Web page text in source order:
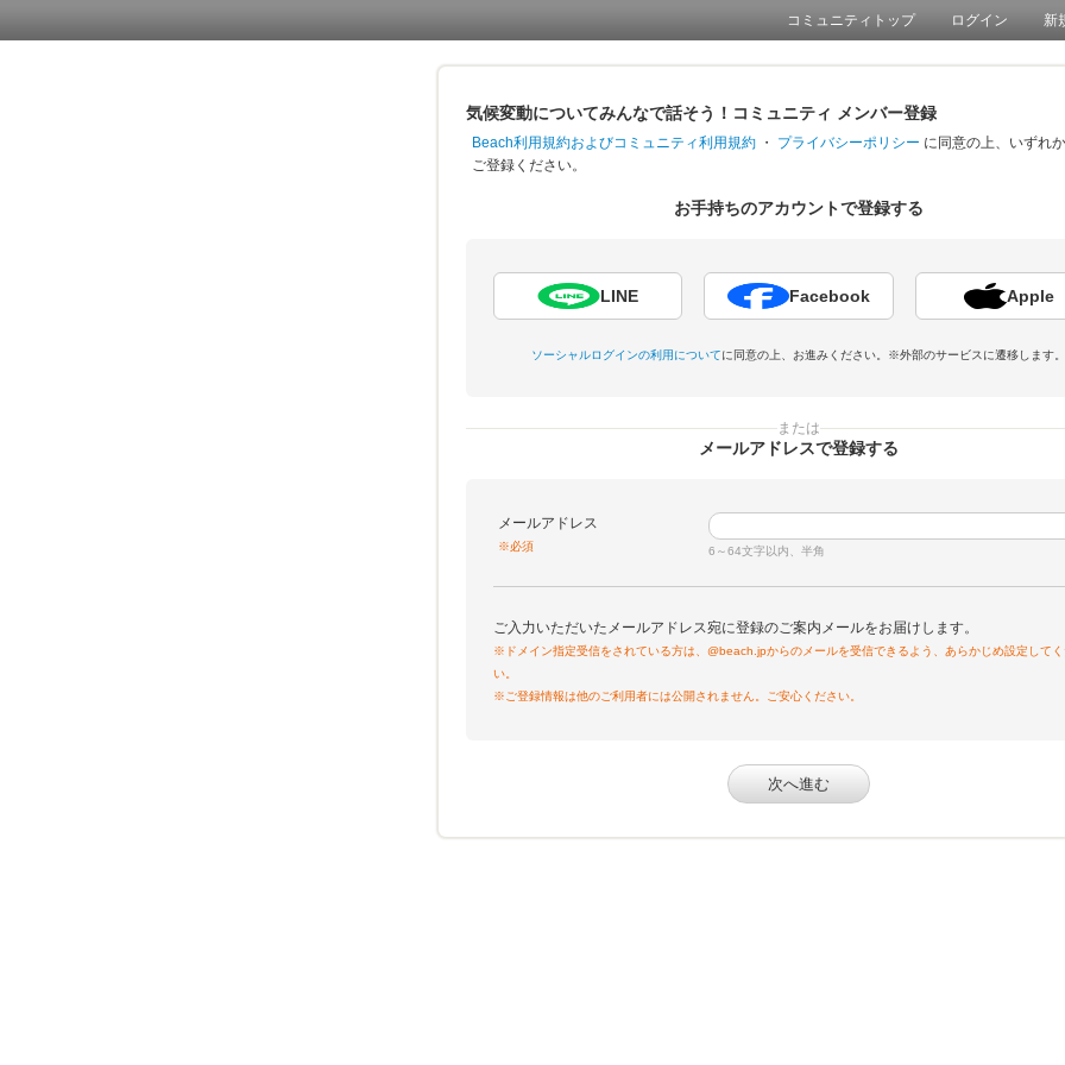
コミュニティトップ ログイン 新
気候変動についてみんなで話そう！コミュニティ メンバー登録
Beach利用規約およびコミュニティ利用規約 ・ プライバシーポリシー に同意の上、いずれ
ご登録ください。
お手持ちのアカウントで登録する
LINE Facebook Apple
ソーシャルログインの利用についてに同意の上、お進みください。 ※外部のサービスに遷移します。
または
メールアドレスで登録する
メールアドレス
※必須 6～64文字以内、半角
ご入力いただいたメールアドレス宛に登録のご案内メールをお届けします。
※ドメイン指定受信をされている方は、@beach.jpからのメールを受信できるよう、あらかじめ設定して
い。
※ご登録情報は他のご利用者には公開されません。ご安心ください。
次へ進む